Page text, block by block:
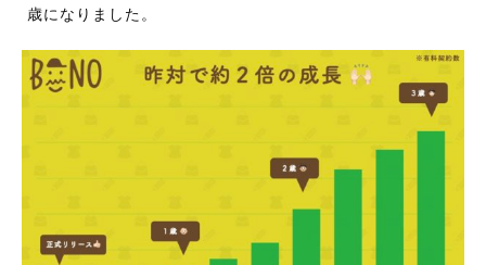
歳になりました。